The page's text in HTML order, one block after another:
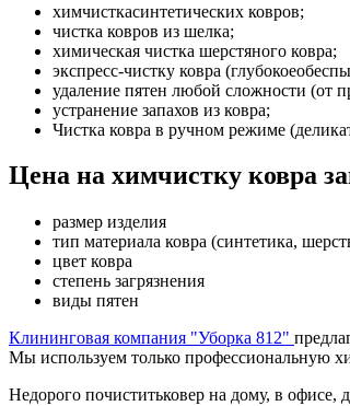
химчисткасинтетических ковров;
чистка ковров из шелка;
химическая чистка шерстяного ковра;
экспресс-чистку ковра
удаление пятен любой сложности (от
устранение запахов из ковра;
Чистка ковра в ручном режиме
Цена на химчистку ковра
размер изделия
тип материала ковра (синтетика,
цвет ковра
степень загрязнения
виды пятен
Клининговая компания "Уборка 812"
Мы используем только профессиональную
Недорого почиститьковер на дому, в офисе,